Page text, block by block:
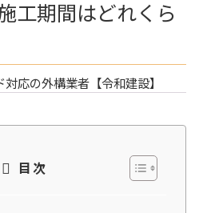
工期間はどれくら
応の外構業者【令和建設】
目次